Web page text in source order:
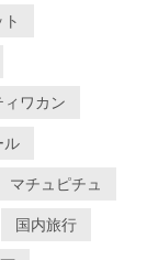
ィワカン
ル
マチュピチュ
国内旅行